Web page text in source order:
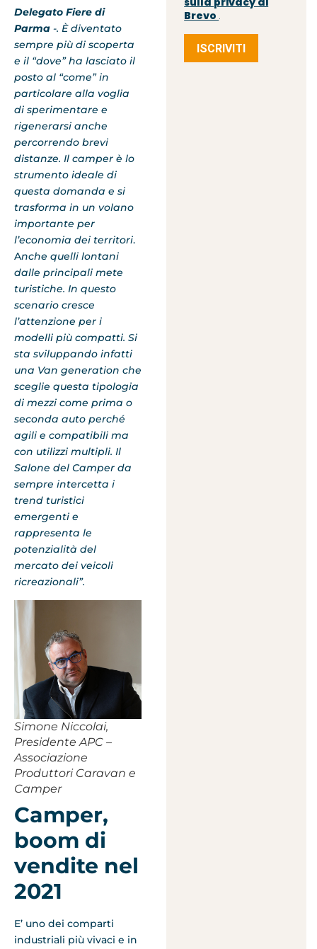
Delegato Fiere di
Parma -. È diventato
sempre più di scoperta
e il “dove” ha lasciato il
posto al “come” in
particolare alla voglia
di sperimentare e
rigenerarsi anche
percorrendo brevi
distanze. Il camper è lo
strumento ideale di
questa domanda e si
trasforma in un volano
importante per
l’economia dei territori.
Anche quelli lontani
dalle principali mete
turistiche. In questo
scenario cresce
l’attenzione per i
modelli più compatti. Si
sta sviluppando infatti
una Van generation che
sceglie questa tipologia
di mezzi come prima o
seconda auto perché
agili e compatibili ma
con utilizzi multipli. Il
Salone del Camper da
sempre intercetta i
trend turistici
emergenti e
rappresenta le
potenzialità del
mercato dei veicoli
ricreazionali”.
Simone Niccolai,
Presidente APC –
Associazione
Produttori Caravan e
Camper
Camper,
boom di
vendite nel
2021
E’ uno dei comparti
industriali più vivaci e in
Brevo .
ISCRIVITI